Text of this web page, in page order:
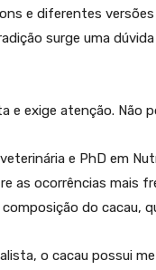
e diferentes
surge uma
e exige atenção. Não
e PhD em
as ocorrências mais
do cacau,
o cacau possui